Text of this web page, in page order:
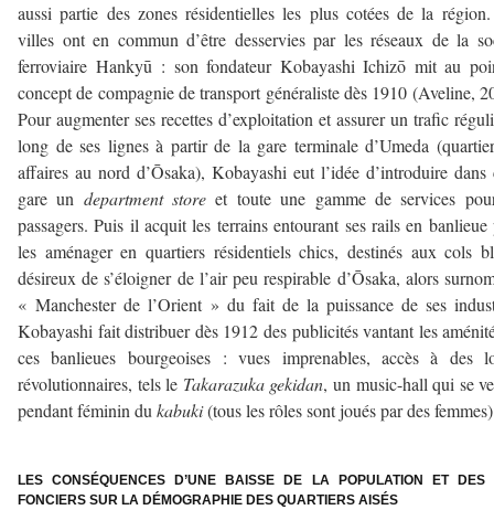
aussi partie des zones résidentielles les plus cotées de la
villes ont en commun d’être desservies par les réseaux de la
ferroviaire Hankyū : son fondateur Kobayashi Ichizō mit au
concept de compagnie de transport généraliste dès 1910 (Aveline,
Pour augmenter ses recettes d’exploitation et assurer un trafic
long de ses lignes à partir de la gare terminale d’Umeda
affaires au nord d’Ōsaka), Kobayashi eut l’idée d’introduire dans
gare un department store et toute une gamme de services
passagers. Puis il acquit les terrains entourant ses rails en banlieue
les aménager en quartiers résidentiels chics, destinés aux cols
désireux de s’éloigner de l’air peu respirable d’Ōsaka, alors
« Manchester de l’Orient » du fait de la puissance de ses
Kobayashi fait distribuer dès 1912 des publicités vantant les
ces banlieues bourgeoises : vues imprenables, accès à des
révolutionnaires, tels le Takarazuka gekidan, un music-hall qui se
pendant féminin du kabuki(tous les rôles sont joués par des
LES CONSÉQUENCES D’UNE BAISSE DE LA POPULATION ET DES
FONCIERS SUR LA DÉMOGRAPHIE DES QUARTIERS AISÉS